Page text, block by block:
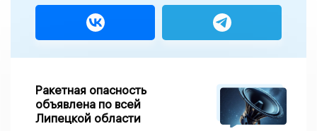
Ракетная опасность
объявлена по всей
Липецкой области